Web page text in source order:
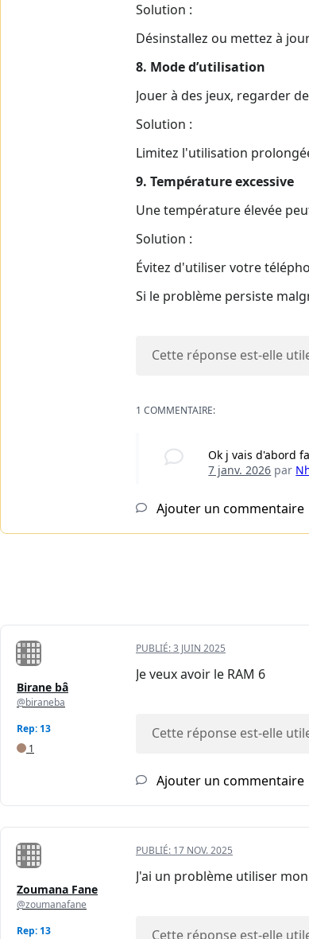
Solution :
Désinstallez ou mettez à
8. Mode d’utilisation
Jouer à des jeux, regarder
Solution :
Limitez l'utilisation
9. Température excessive
Une température élevée
Solution :
Évitez d'utiliser votre
Si le problème persiste
Cette réponse est-elle
1 COMMENTAIRE:
Ok j vais d'abord
7 janv. 2026 par
Ajouter un commentaire
Birane bâ
@biraneba
Rep: 13
1
PUBLIÉ:3 JUIN 2025
Je veux avoir le RAM 6
Cette réponse est-elle
Ajouter un commentaire
Zoumana Fane
@zoumanafane
Rep: 13
PUBLIÉ: 17 NOV. 2025
J'ai un problème utiliser
Cette réponse est-elle